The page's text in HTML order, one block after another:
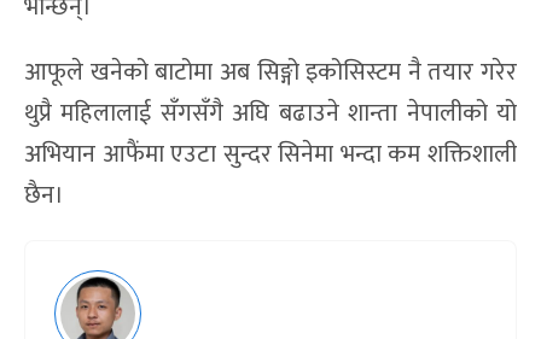
आफूले खनेको बाटोमा अब सिङ्गो इकोसिस्टम नै तयार गरेर
थुप्रै महिलालाई सँगसँगै अघि बढाउने शान्ता नेपालीको यो
अभियान आफैंमा एउटा सुन्दर सिनेमा भन्दा कम शक्तिशाली
छैन।